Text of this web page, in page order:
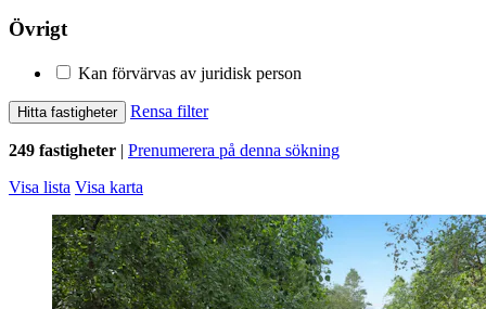
Övrigt
Kan förvärvas av juridisk person
Hitta fastigheter Rensa filter
249 fastigheter | Prenumerera på denna sökning
Visa lista Visa karta